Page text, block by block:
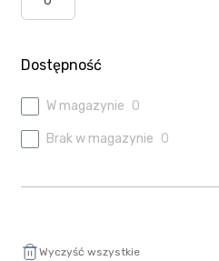
Ulubione
Wysyłka i płatność
Dostępność
W magazynie 0
Brak w magazynie 0
Wyczyść wszystkie